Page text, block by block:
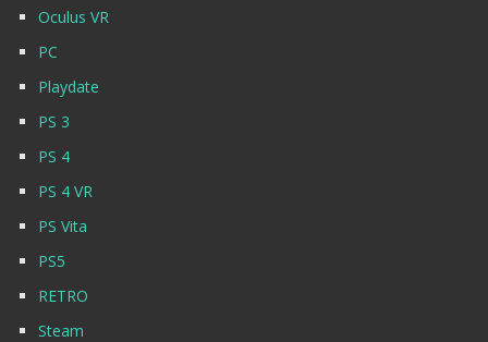
Oculus VR
PC
Playdate
PS 3
PS 4
PS 4 VR
PS Vita
PS5
RETRO
Steam